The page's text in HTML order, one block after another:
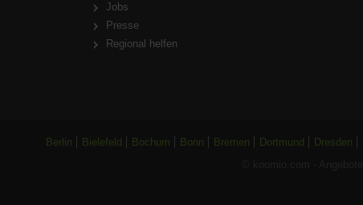
Jobs
Presse
Regional helfen
Berlin Bielefeld Bochum Bonn Bremen Dortmund Dresden